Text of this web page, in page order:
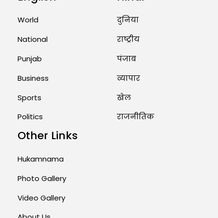
August 1, 2026 11:24 AM
World
National
Punjab
Business
Sports
Politics
दुनिया
राष्ट्रीय
पंजाब
व्यापार
खेल
राजनीतिक
Other Links
Hukamnama
Photo Gallery
Video Gallery